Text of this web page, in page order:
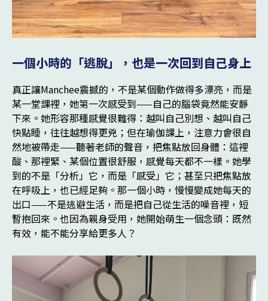
一個小時的「逃脫」，也是一次回到自己身上
真正讓Manchee震撼的，不是某個動作做得多漂亮，而是
某一堂課裡，她第一次感受到——自己的腦袋竟然能安靜
下來。她形容那種感覺很難得：越叫自己別想、越叫自己
快點睡，往往越想得更兇；但在瑜伽課上，注意力會很自
然地被帶走——聽著老師的聲音，把焦點放回身體：這裡
酸、那裡緊、某個位置很舒服，感覺每天都不一樣。她學
到的不是「分析」它，而是「感受」它；甚至只把焦點放
在呼吸上，也已經足夠。那一個小時，慢慢變成她每天的
出口——不是逃避生活，而是把自己從生活的噪音裡，短
暫抱回來。也因為親身受用，她開始萌生一個念頭：既然
有效，能不能分享給更多人？